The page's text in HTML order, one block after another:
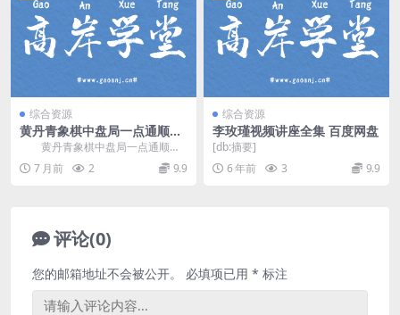
综合资源
黄丹青象棋中盘局一点通顺炮
篇讲解 百度网盘分享
黄丹青象棋中盘局一点通顺炮
篇讲解，共41讲，通过学习后手顺
炮，掌握中局作战技...
7 月前 2 9.9
综合资源
李玫瑾视频讲座全集 百度网盘
[db:摘要]
6 年前
3 9.9
评论(0)
您的邮箱地址不会被公开。 必填项已用 * 标注